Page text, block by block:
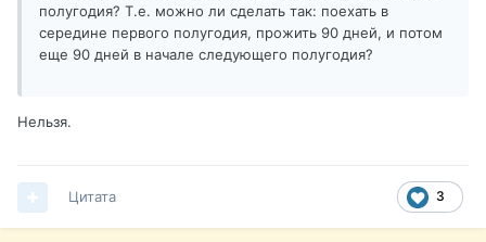
полугодия? Т.е. можно ли сделать так: поехать в
середине первого полугодия, прожить 90 дней, и потом
еще 90 дней в начале следующего полугодия?
Нельзя.
3
Цитата